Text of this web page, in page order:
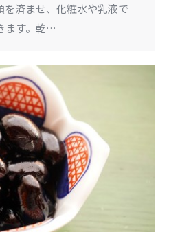
を済ませ、化粧水や乳液で
ます。乾…